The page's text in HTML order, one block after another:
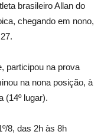
brasileiro Allan do
chegando em nono,
participou na prova
na nona posição, à
(14º lugar).
8, das 2h às 8h